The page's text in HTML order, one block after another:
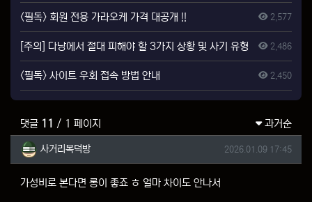
<필독> 회원 전용 가라오케 가격 대공개 !! 2,577
[주의] 다낭에서 절대 피해야 할 3가지 상황 및 사기 유형 2,486
<필독> 사이트 우회 접속 방법 안내 2,450
댓글 11 / 1 페이지 과거순
사거리복덕방님의 댓글
사거리복덕방 작성일
2026.01.09 17:45
가성비로 본다면 롱이 좋죠 ㅎ 얼마 차이도 안나서